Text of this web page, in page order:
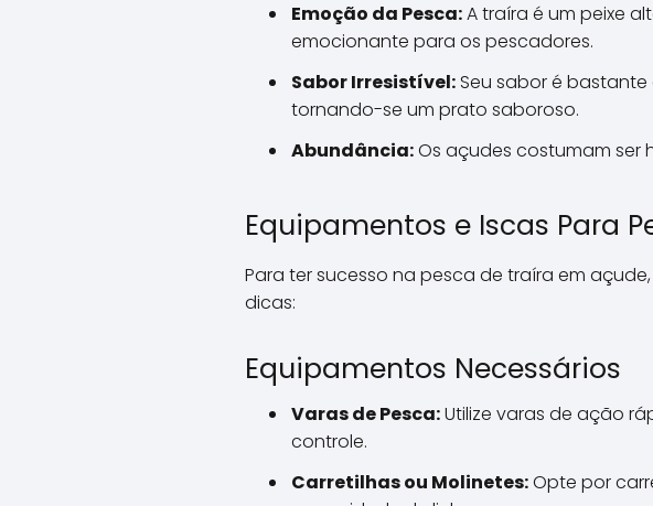
Emoção da Pesca:A traíra é um peixe
emocionante para os pescadores.
Sabor Irresistível:Seu sabor é
tornando-se um prato saboroso.
Abundância:Os açudes costumam
Equipamentos e Iscas Para
Para ter sucesso na pesca de traíra em
dicas:
Equipamentos Necessários
Varas de Pesca:Utilize varas de ação
controle.
Carretilhas ou Molinetes:Opte por